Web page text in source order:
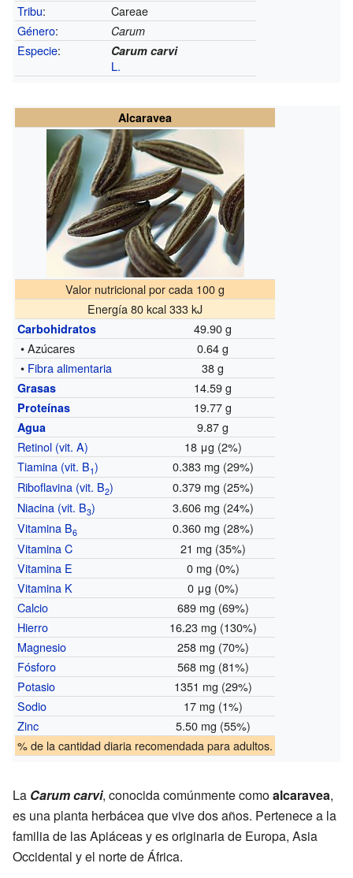
Tribu:
Careae
Género: Carum
Especie: Carum carvi
L.
Alcaravea
Valor nutricional por cada 100 g
Energía 80 kcal 333 kJ
Carbohidratos
49.90 g
• Azúcares
0.64 g
• Fibra alimentaria 38 g
Grasas 14.59 g
Proteínas 19.77 g
Agua
9.87 g
Retinol (vit. A)
18 μg (2%)
Tiamina (vit. B1)
0.383 mg (29%)
Riboflavina (vit. B2)
0.379 mg (25%)
Niacina (vit. B3)
3.606 mg (24%)
Vitamina B6
0.360 mg (28%)
Vitamina C
21 mg (35%)
Vitamina E
0 mg (0%)
Vitamina K
0 μg (0%)
Calcio
689 mg (69%)
Hierro
16.23 mg (130%)
Magnesio
258 mg (70%)
Fósforo
568 mg (81%)
Potasio
1351 mg (29%)
Sodio
17 mg (1%)
Zinc
5.50 mg (55%)
% de la cantidad diaria recomendada para adultos.
La Carum carvi, conocida comúnmente comoalcaravea,
es una planta herbácea que vive dos años. Pertenece a la
familia de las Apiáceas y es originaria de Europa, Asia
Occidental y el norte de África.